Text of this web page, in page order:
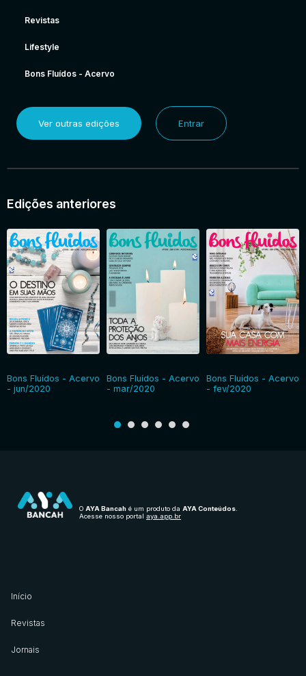
Revistas
Lifestyle
Bons Fluídos - Acervo
Ver outras edições Entrar
Edições anteriores
Bons Fluídos - Acervo
- jun/2020
Bons Fluídos - Acervo
- mar/2020
Bons Fluídos - Acervo
- fev/2020
O AYA Bancah é um produto da AYA Conteúdos
Acesse nosso portal aya.app.br
Início
Revistas
Jornais